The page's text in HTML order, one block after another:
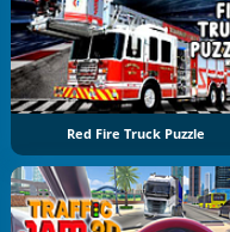
Red Fire Truck Puzzle